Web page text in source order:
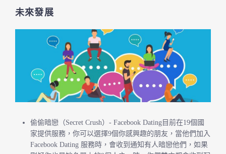
未來發展
偷偷暗戀（Secret Crush）- Facebook Dating目前在19個國
家提供服務，你可以選擇9個你感興趣的朋友，當他們加入
Facebook Dating 服務時，會收到通知有人暗戀他們，如果